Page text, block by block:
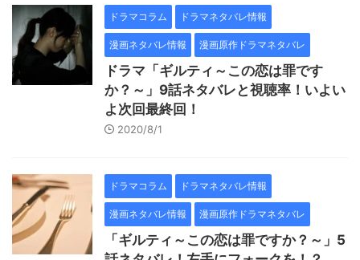
ドラマコラム ドラマネタバレ情報
漫画ネタバレ情報 漫画原作ドラマネタバレ
ドラマ「ギルティ～この恋は罪です
か？～」9話ネタバレと視聴率！いよい
よ次回最終回！
2020/8/1
ドラマコラム ドラマネタバレ情報
漫画ネタバレ情報 漫画原作ドラマネタバレ
「ギルティ～この恋は罪ですか？～」5